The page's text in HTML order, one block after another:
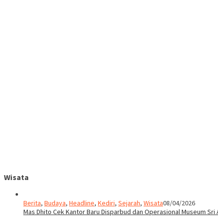
Wisata
Berita, Budaya, Headline, Kediri, Sejarah, Wisata08/04/2026
Mas Dhito Cek Kantor Baru Disparbud dan Operasional Museum Sri